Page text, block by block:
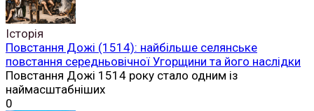
Історія
Повстання Дожі (1514): найбільше селянське
повстання середньовічної Угорщини та його наслідки
Повстання Дожі 1514 року стало одним із
наймасштабніших
0